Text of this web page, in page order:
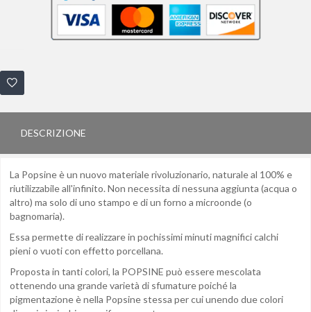
DESCRIZIONE
La Popsine è un nuovo materiale rivoluzionario, naturale al 100% e
riutilizzabile all'infinito. Non necessita di nessuna aggiunta (acqua o
altro) ma solo di uno stampo e di un forno a microonde (o
bagnomaria).
Essa permette di realizzare in pochissimi minuti magnifici calchi
pieni o vuoti con effetto porcellana.
Proposta in tanti colori, la POPSINE può essere mescolata
ottenendo una grande varietà di sfumature poiché la
pigmentazione è nella Popsine stessa per cui unendo due colori